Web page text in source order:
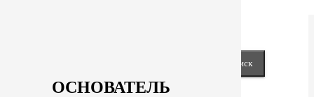
ОСНОВАТЕЛЬ